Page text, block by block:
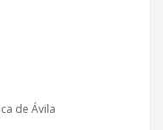
de Ávila